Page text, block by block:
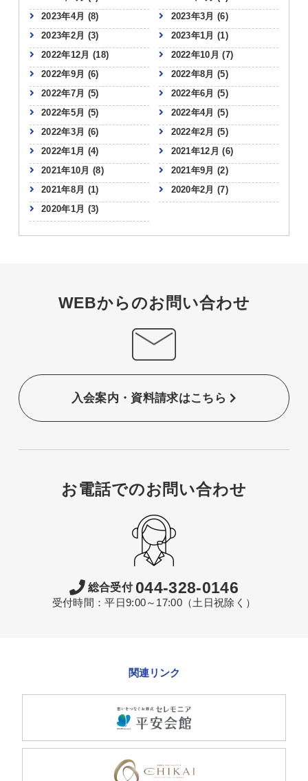
2023年4月 (8) 2023年3月 (6)
2023年2月 (3) 2023年1月 (1)
2022年12月 (18) 2022年10月 (7)
2022年9月 (6) 2022年8月 (5)
2022年7月 (5) 2022年6月 (5)
2022年5月 (5) 2022年4月 (5)
2022年3月 (6) 2022年2月 (5)
2022年1月 (4) 2021年12月 (6)
2021年10月 (8) 2021年9月 (2)
2021年8月 (1) 2020年2月 (7)
2020年1月 (3)
WEBからのお問い合わせ
入会案内・資料請求はこちら
お電話でのお問い合わせ
総合受付 044-328-0146
受付時間：平日9:00～17:00（土日祝除く）
関連リンク